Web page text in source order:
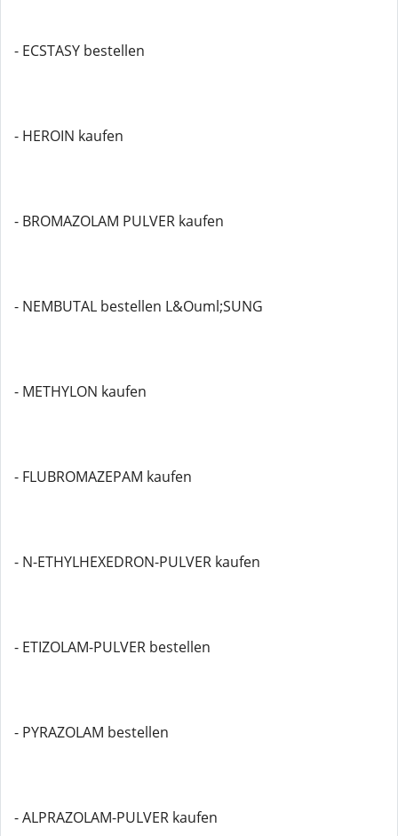
- ECSTASY bestellen
- HEROIN kaufen
- BROMAZOLAM PULVER kaufen
- NEMBUTAL bestellen L&Ouml;SUNG
- METHYLON kaufen
- FLUBROMAZEPAM kaufen
- N-ETHYLHEXEDRON-PULVER kaufen
- ETIZOLAM-PULVER bestellen
- PYRAZOLAM bestellen
- ALPRAZOLAM-PULVER kaufen